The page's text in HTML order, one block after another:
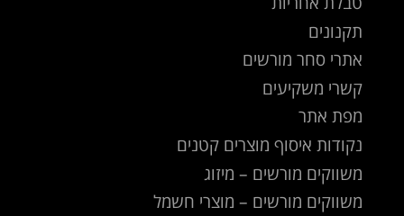
תקנונים
אתרי סחר מורשים
קשרי משקיעים
מפת אתר
נקודות איסוף מוצרים קטנים
משווקים מורשים – מיזוג
משווקים מורשים – מוצרי חשמל